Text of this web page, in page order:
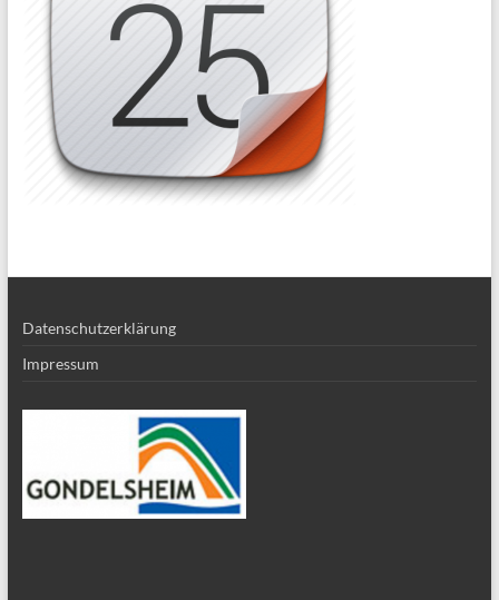
Datenschutzerklärung
Impressum